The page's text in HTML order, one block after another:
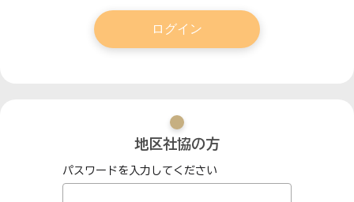
地区社協の方
パスワードを入力してください